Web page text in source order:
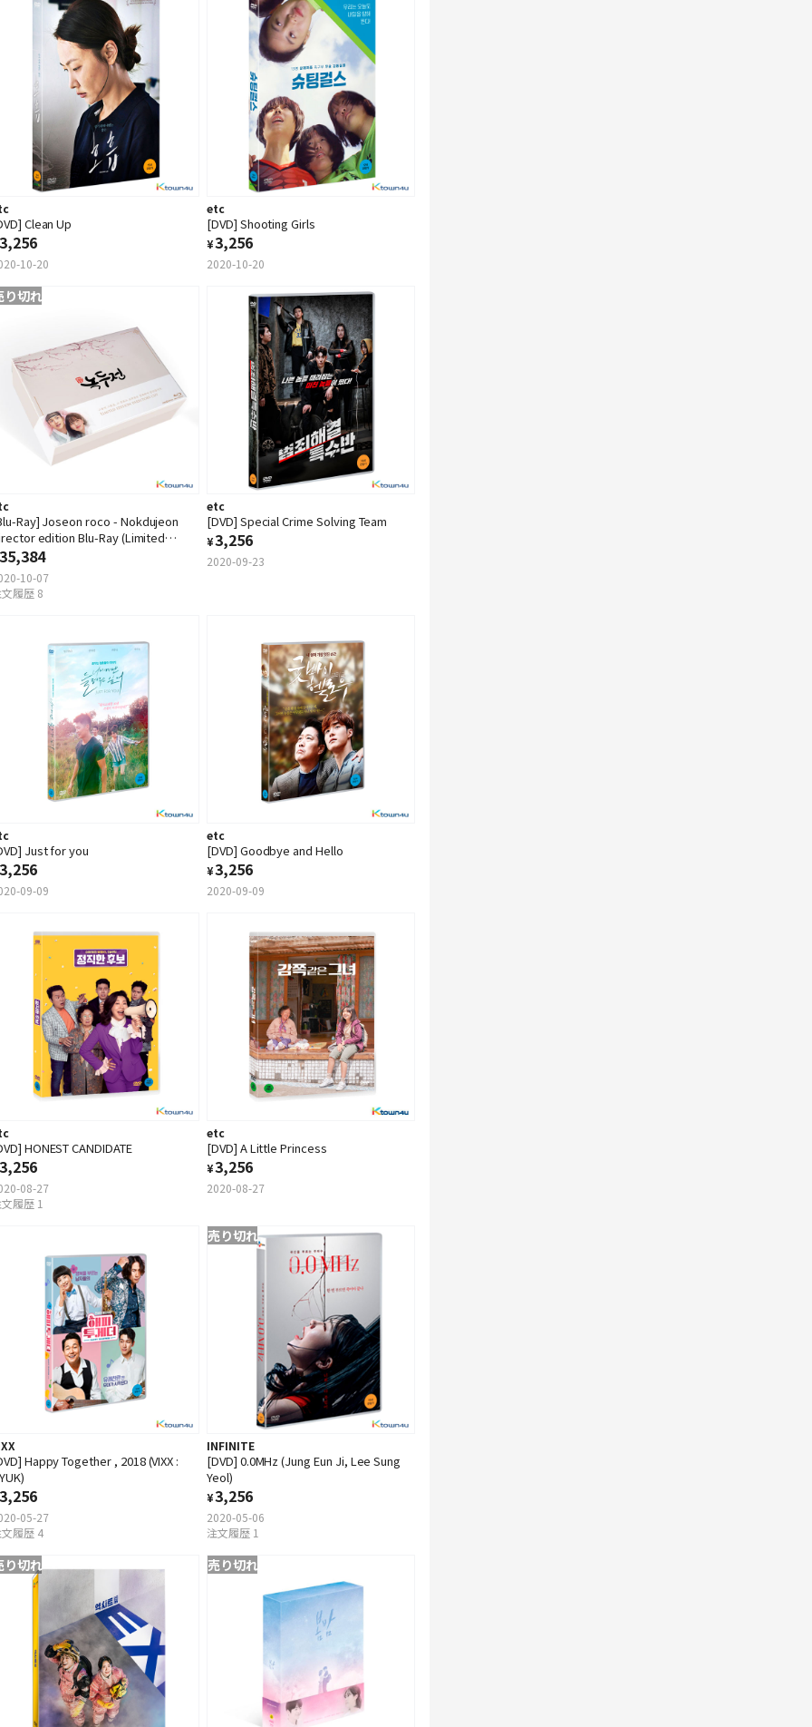
Clean Up
3,256
10-20
etc
[DVD] Shooting Girls
¥3,256
2020-10-20
り切れ
Ray] Joseon roco - Nokdujeon
edition Blu-Ray (Limited
35,384
10-07
履歴 8
etc
[DVD] Special Crime Solving Team
¥3,256
2020-09-23
Just for you
3,256
09-09
etc
[DVD] Goodbye and Hello
¥3,256
2020-09-09
HONEST CANDIDATE
3,256
08-27
履歴 1
etc
[DVD] A Little Princess
¥3,256
2020-08-27
Happy Together , 2018 (VIXX :
3,256
05-27
文履歴 4
売り切れ
INFINITE
[DVD] 0.0MHz (Jung Eun Ji, Lee Sung
Yeol)
¥3,256
2020-05-06
注文履歴 1
り切れ 売り切れ